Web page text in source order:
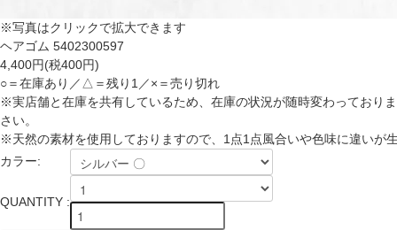
※写真はクリックで拡大できます
ヘアゴム 5402300597
4,400円(税400円)
○＝在庫あり／△＝残り1／×＝売り切れ
※実店舗と在庫を共有しているため、在庫の状況が随時変わっており
さい。
※天然の素材を使用しておりますので、1点1点風合いや色味に違いが
カラー:
QUANTITY :